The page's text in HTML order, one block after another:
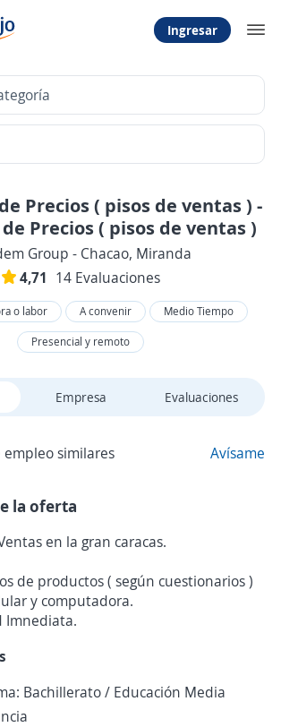
Ingresar
Precios ( pisos de ventas ) -
Precios ( pisos de ventas )
Group - Chacao, Miranda
4,71 14 Evaluaciones
o labor A convenir
Medio Tiempo
Presencial y remoto
Empresa Evaluaciones
empleo similares Avísame
la oferta
en la gran caracas.
de productos ( según cuestionarios )
y computadora.
Imnediata.
Bachillerato / Educación Media